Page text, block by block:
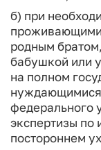
б) при
проживающими
родным
бабушкой или
на полном
нуждающимися
федерального
экспертизы по
постороннем